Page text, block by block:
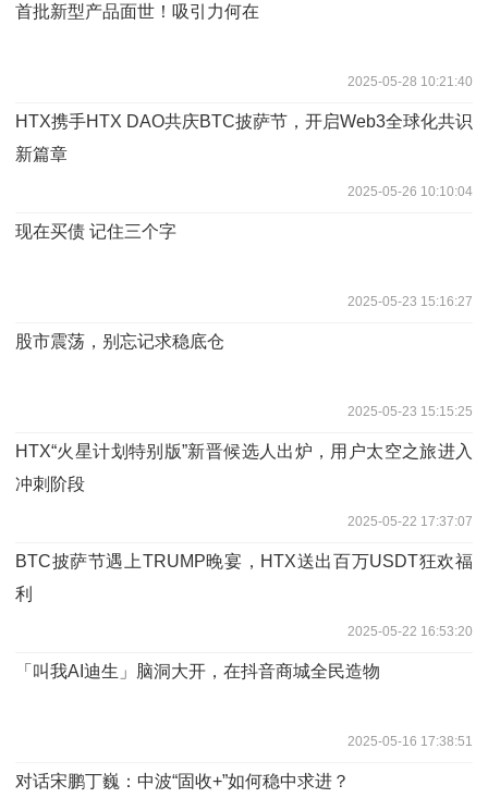
首批新型产品面世！吸引力何在
2025-05-28 10:21:40
HTX携手HTX DAO共庆BTC披萨节，开启Web3全球化共识
新篇章
2025-05-26 10:10:04
现在买债 记住三个字
2025-05-23 15:16:27
股市震荡，别忘记求稳底仓
2025-05-23 15:15:25
HTX“火星计划特别版”新晋候选人出炉，用户太空之旅进入
冲刺阶段
2025-05-22 17:37:07
BTC披萨节遇上TRUMP晚宴，HTX送出百万USDT狂欢福
利
2025-05-22 16:53:20
「叫我AI迪生」脑洞大开，在抖音商城全民造物
2025-05-16 17:38:51
对话宋鹏丁巍：中波“固收+”如何稳中求进？